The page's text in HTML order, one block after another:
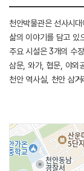
천안박물관은 선사시
삶의 이야기를 담고 있
주요 시설은 3개의 수
삼문, 와가, 협문, 야외
천안 역사실, 천안 삼
구성되어 있다. 고려
가는 선비와 나그네들
천안삼거리실을 별도
없다. 근현대실은 천안
독립운동을 비롯해서